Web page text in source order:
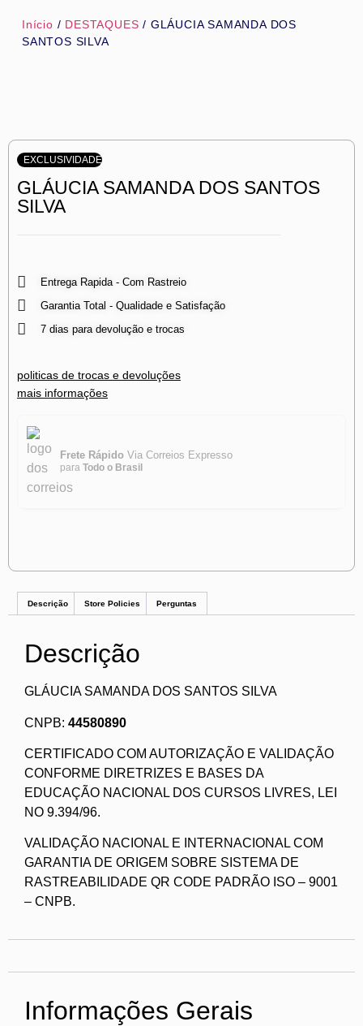
Início / DESTAQUES / GLÁUCIA SAMANDA DOS
SANTOS SILVA
EXCLUSIVIDADE
GLÁUCIA SAMANDA DOS SANTOS
SILVA
Entrega Rapida - Com Rastreio
Garantia Total - Qualidade e Satisfação
7 dias para devolução e trocas
politicas de trocas e devoluções
mais informações
Frete Rápido Via Correios Expresso
para Todo o Brasil
Descrição Store Policies Perguntas
Descrição
GLÁUCIA SAMANDA DOS SANTOS SILVA
CNPB: 44580890
CERTIFICADO COM AUTORIZAÇÃO E VALIDAÇÃO
CONFORME DIRETRIZES E BASES DA
EDUCAÇÃO NACIONAL DOS CURSOS LIVRES, LEI
NO 9.394/96.
VALIDAÇÃO NACIONAL E INTERNACIONAL COM
GARANTIA DE ORIGEM SOBRE SISTEMA DE
RASTREABILIDADE QR CODE PADRÃO ISO – 9001
– CNPB.
Informações Gerais